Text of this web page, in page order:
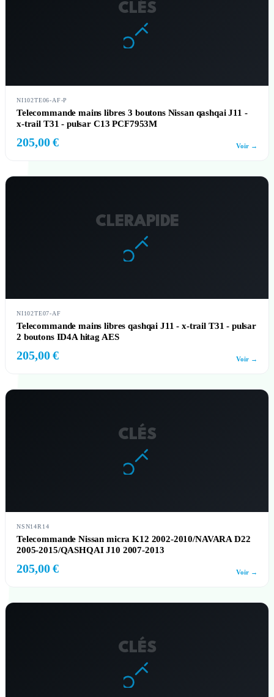
CLÉS
NI102TE06-AF-P
Telecommande mains libres 3 boutons Nissan qashqai J11 -
x-trail T31 - pulsar C13 PCF7953M
205,00 € Voir →
CLERAPIDE
NI102TE07-AF
Telecommande mains libres qashqai J11 - x-trail T31 - pulsar
2 boutons ID4A hitag AES
205,00 € Voir →
CLÉS
NSN14R14
Telecommande Nissan micra K12 2002-2010/NAVARA D22
2005-2015/QASHQAI J10 2007-2013
205,00 € Voir →
CLÉS